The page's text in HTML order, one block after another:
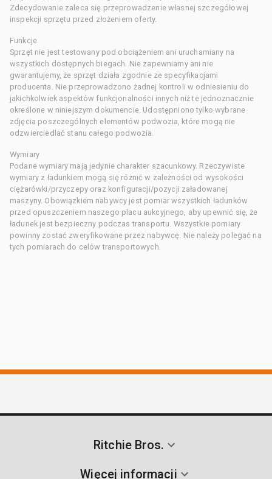
Zdecydowanie zaleca się przeprowadzenie własnej szczegółowej
inspekcji sprzętu przed złożeniem oferty.
Funkcje
Sprzęt nie jest testowany pod obciążeniem ani uruchamiany na
wszystkich dostępnych biegach. Nie zapewniamy ani nie
gwarantujemy, że sprzęt działa zgodnie ze specyfikacjami
producenta. Nie przeprowadzono żadnej kontroli w odniesieniu do
jakichkolwiek aspektów funkcjonalności innych niż te jednoznacznie
określone w niniejszym dokumencie. Udostępniono tylko wybrane
zdjęcia poszczególnych elementów podwozia, które mogą nie
odzwierciedlać stanu całego podwozia.
Wymiary
Podane wymiary mają jedynie charakter szacunkowy. Rzeczywiste
wymiary z ładunkiem mogą się różnić w zależności od wysokości
ciężarówki/przyczepy oraz konfiguracji/pozycji załadowanej
maszyny. Obowiązkiem nabywcy jest pomiar wszystkich ładunków
przed opuszczeniem naszego placu aukcyjnego, aby upewnić się, że
ładunek jest bezpieczny podczas transportu. Wszystkie pomiary
powinny zostać zweryfikowane przez nabywcę. Nie należy polegać na
tych pomiarach do celów transportowych.
Ritchie Bros.
Więcej informacji